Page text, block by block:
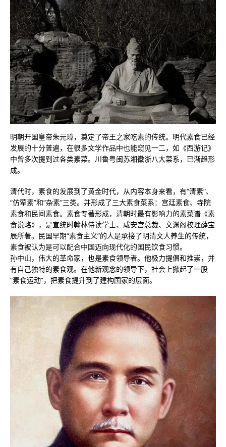
明朝开国皇帝朱元璋，奠定了帝王之家吃素的传统。明代素食已经
发展的十分普遍，在很多文学作品中也能窥见一二，如《西游记》
中曾多次提到过各类素菜。川鲁粤闽苏湘徽浙八大菜系，已渐趋形
成。
清代时，素食的发展到了黄金时代，从内容本身来看，有“清素”、
“仿荤素”和“杂素”三类。并形成了三大素食菜系：宫廷素食、寺院
素食和民间素食。素食专著形成，清朝时最有影响力的素菜谱《素
食说略》，是宣统时翰林侍读学士、咸安宫总裁、文渊阁校理薛宝
辰所著。民国早期“素食主义”的人是承接了明清文人养生的传统，
素食被认为是可以配合中国迈向现代化的国民饮食习惯。
孙中山，伟大的革命家，也是素食领导者。他极力提倡和推崇，并
有自己独特的素食观。在他新观念的领导下，社会上掀起了一股
“素食运动”，把素食提升到了建构国家的层面。